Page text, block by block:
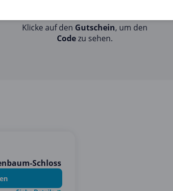
Klicke auf den Gutschein, um den
Codezu sehen.
Schloss